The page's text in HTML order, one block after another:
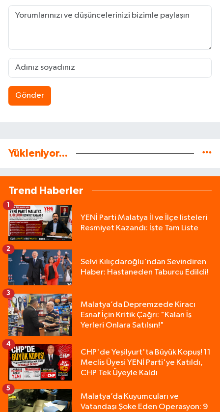
Gönder
Yükleniyor...
Trend Haberler
YENİ Parti Malatya İl ve İlçe listeleri
Resmiyet Kazandı: İşte Tam Liste
1
Selvi Kılıçdaroğlu'ndan Sevindiren
Haber: Hastaneden Taburcu Edildi!
2
Malatya’da Depremzede Kiracı
Esnaf İçin Kritik Çağrı: "Kalan İş
Yerleri Onlara Satılsın!"
3
CHP'de Yeşilyurt'ta Büyük Kopuş! 11
Meclis Üyesi YENİ Parti'ye Katıldı,
CHP Tek Üyeyle Kaldı
4
Malatya’da Kuyumcuları ve
Vatandaşı Şoke Eden Operasyon: 9
5